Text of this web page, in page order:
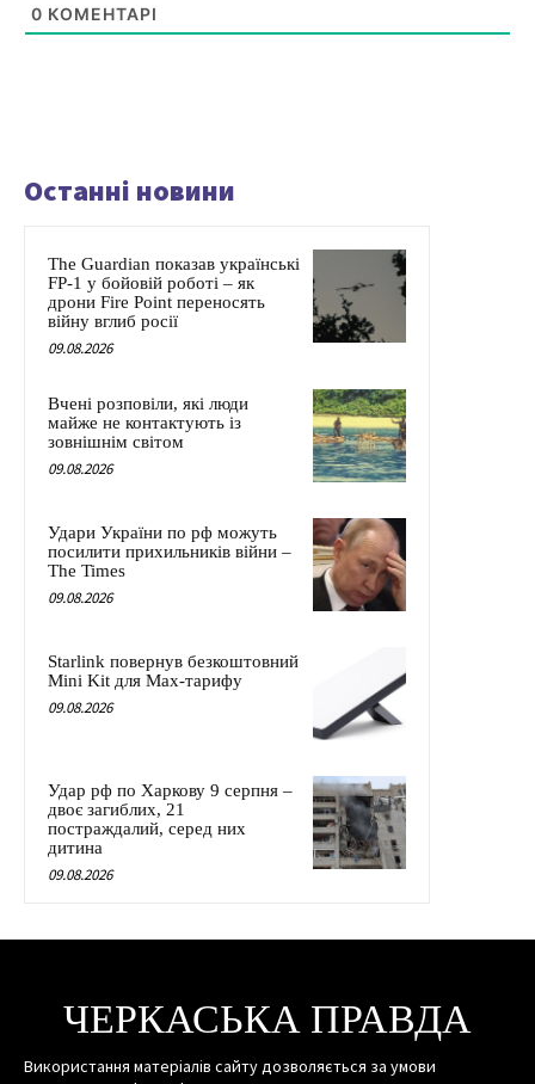
0 КОМЕНТАРІ
Останні новини
The Guardian показав українські
FP-1 у бойовій роботі – як
дрони Fire Point переносять
війну вглиб росії
09.08.2026
Вчені розповіли, які люди
майже не контактують із
зовнішнім світом
09.08.2026
Удари України по рф можуть
посилити прихильників війни –
The Times
09.08.2026
Starlink повернув безкоштовний
Mini Kit для Max-тарифу
09.08.2026
Удар рф по Харкову 9 серпня –
двоє загиблих, 21
постраждалий, серед них
дитина
09.08.2026
ЧЕРКАСЬКА ПРАВДА
Використання матеріалів сайту дозволяється за умови